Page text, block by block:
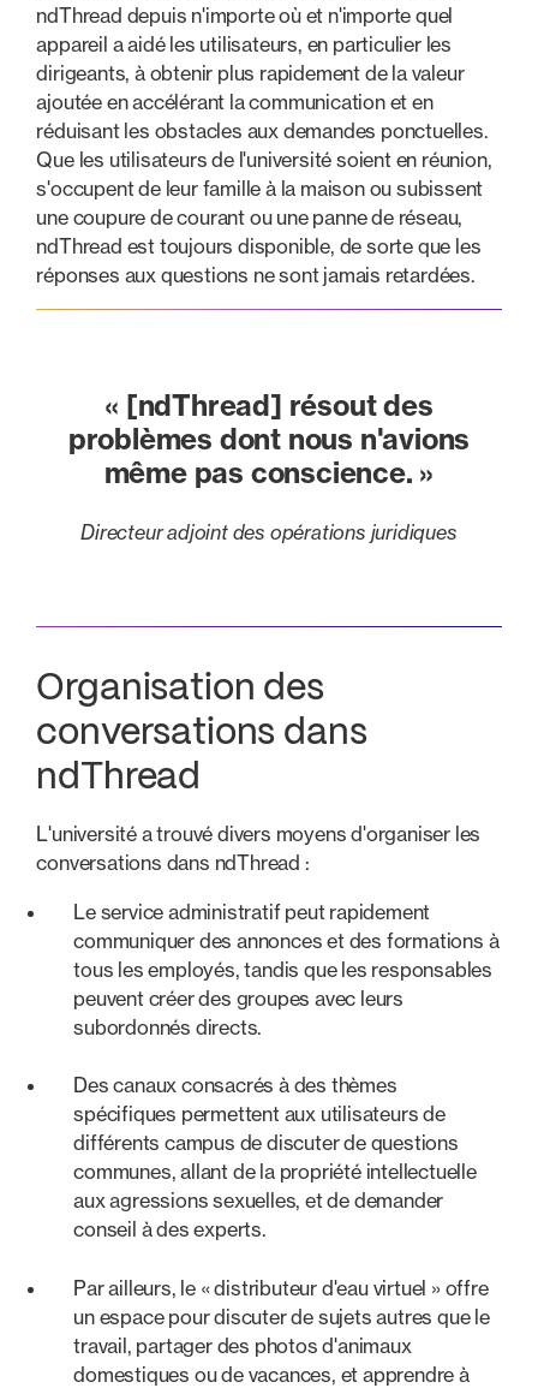
ndThread depuis n'importe où et n'importe quel
appareil a aidé les utilisateurs, en particulier les
dirigeants, à obtenir plus rapidement de la valeur
ajoutée en accélérant la communication et en
réduisant les obstacles aux demandes ponctuelles.
Que les utilisateurs de l'université soient en réunion,
s'occupent de leur famille à la maison ou subissent
une coupure de courant ou une panne de réseau,
ndThread est toujours disponible, de sorte que les
réponses aux questions ne sont jamais retardées.
« [ndThread] résout des
problèmes dont nous n'avions
même pas conscience. »
Directeur adjoint des opérations juridiques
Organisation des
conversations dans
ndThread
L'université a trouvé divers moyens d'organiser les
conversations dans ndThread :
Le service administratif peut rapidement
communiquer des annonces et des formations à
tous les employés, tandis que les responsables
peuvent créer des groupes avec leurs
subordonnés directs.
Des canaux consacrés à des thèmes
spécifiques permettent aux utilisateurs de
différents campus de discuter de questions
communes, allant de la propriété intellectuelle
aux agressions sexuelles, et de demander
conseil à des experts.
Par ailleurs, le « distributeur d'eau virtuel » offre
un espace pour discuter de sujets autres que le
travail, partager des photos d'animaux
domestiques ou de vacances, et apprendre à